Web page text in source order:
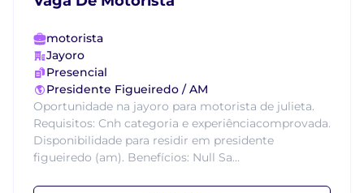
motorista
Jayoro
Presencial
Presidente Figueiredo / AM
Oportunidade na jayoro para motorista de julieta.
Requisitos: Cnh categoria e experiênciacomprovada.
Disponibilidade para residir em presidente
figueiredo (am). Benefícios: Null Sa...